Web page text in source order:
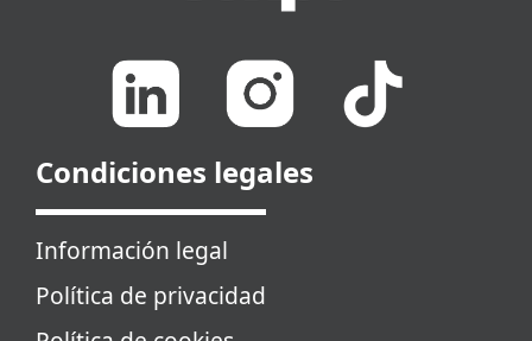
Condiciones legales
Información legal
Política de privacidad